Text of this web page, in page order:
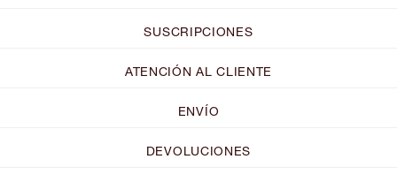
SUSCRIPCIONES
ATENCIÓN AL CLIENTE
ENVÍO
DEVOLUCIONES